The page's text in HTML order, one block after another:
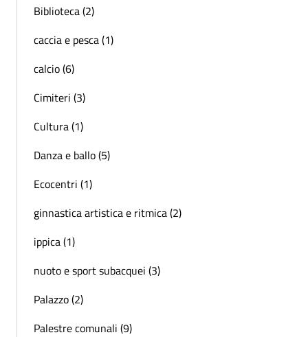
Biblioteca (2)
caccia e pesca (1)
calcio (6)
Cimiteri (3)
Cultura (1)
Danza e ballo (5)
Ecocentri (1)
ginnastica artistica e ritmica (2)
ippica (1)
nuoto e sport subacquei (3)
Palazzo (2)
Palestre comunali (9)